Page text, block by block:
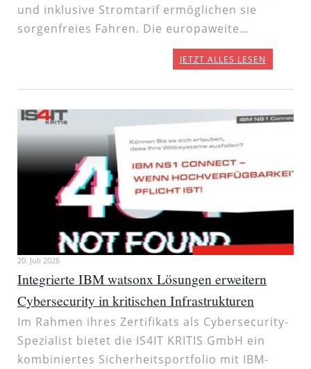
und inklusive Stromtarif ermöglichen sie
sorgenfreies Fahren. Die europaweite…
JETZT ALLES LESEN
20. Juli 2026
Integrierte IBM watsonx Lösungen erweitern
Cybersecurity in kritischen Infrastrukturen
Im Rahmen ihres Zertifikats als Cybersecurity-
Spezialist bietet die IS4IT KRITIS GmbH ein
kombiniertes Sicherheitsportfolio mit IBM-